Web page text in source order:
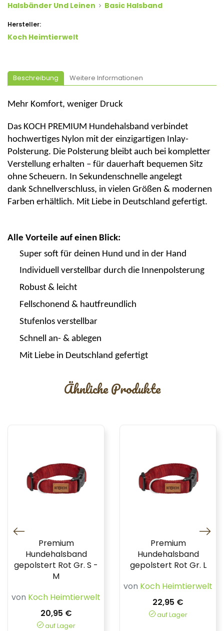
Halsbänder Und Leinen Basic Halsband
Hersteller:
Koch Heimtierwelt
Beschreibung Weitere Informationen
Mehr Komfort, weniger Druck
Das KOCH PREMIUM Hundehalsband verbindet
hochwertiges Nylon mit der einzigartigen Inlay-
Polsterung. Die Polsterung bleibt auch bei kompletter
Verstellung erhalten – für dauerhaft bequemen Sitz
ohne Scheuern. In Sekundenschnelle angelegt
dank Schnellverschluss, in vielen Größen & modernen
Farben erhältlich. Mit Liebe in Deutschland gefertigt.
Alle Vorteile auf einen Blick:
Super soft für deinen Hund und in der Hand
Individuell verstellbar durch die Innenpolsterung
Robust & leicht
Fellschonend & hautfreundlich
Stufenlos verstellbar
Schnell an- & ablegen
Mit Liebe in Deutschland gefertigt
Ähnliche Produkte
Premium
Hundehalsband
gepolstert Rot Gr. S -
M
von Koch Heimtierwelt
20,95 €
auf Lager
Premium
Hundehalsband
gepolstert Rot Gr. L
von Koch Heimtierwelt
22,95 €
auf Lager